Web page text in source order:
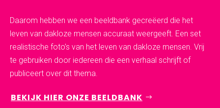
Daarom hebben we een beeldbank gecreëerd die het
leven van dakloze mensen accuraat weergeeft. Een set
realistische foto’s van het leven van dakloze mensen. Vrij
te gebruiken door iedereen die een verhaal schrijft of
publiceert over dit thema.
BEKIJK HIER ONZE BEELDBANK